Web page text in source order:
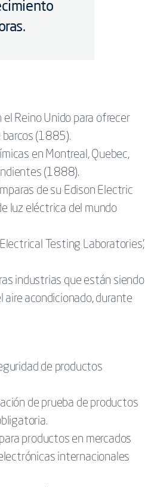
Reino Unido para ofrecer
(1885).
en Montreal, Quebec,
(1888).
de su Edison Electric
luz eléctrica del mundo
Testing Laboratories',
industrias que están siendo
acondicionado, durante
de productos
de prueba de productos
productos en mercados
internacionales